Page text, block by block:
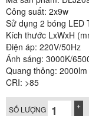
Công suất: 2x9w
Sử dụng 2 bóng LED
Kích thước LxWxH
Điện áp: 220V/50Hz
Ánh sáng: 3000K/
Quang thông: 2000lm
CRI: >85
SỐ LƯỢNG